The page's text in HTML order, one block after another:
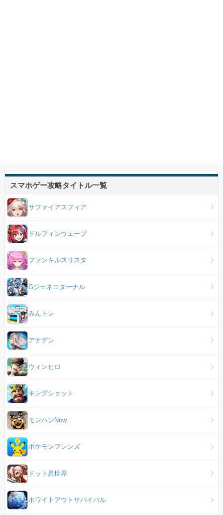
スマホゲー攻略タイトル一覧
サファイアスフィア
ドルフィンウェーブ
ファンキルスリスタ
Gジェネエターナル
みんトレ
アナデン
ウィンヒロ
キングショット
モンハンNow
ポケモンフレンズ
ドット異世界
ホワイトアウトサバイバル